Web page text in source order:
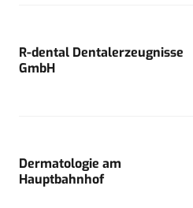
R-dental Dentalerzeugnisse
GmbH
Dermatologie am
Hauptbahnhof